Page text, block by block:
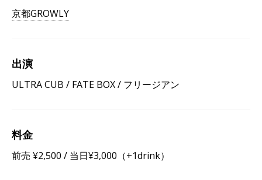
京都GROWLY
出演
ULTRA CUB / FATE BOX / フリージアン
料金
前売 ¥2,500 / 当日¥3,000（+1drink）